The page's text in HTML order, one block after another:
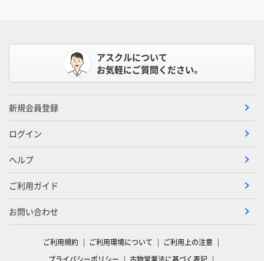
アスクルについて
お気軽にご質問ください。
新規会員登録
ログイン
ヘルプ
ご利用ガイド
お問い合わせ
ご利用規約 ご利用環境について
ご利用上の注意
プライバシーポリシー
古物営業法に基づく表記